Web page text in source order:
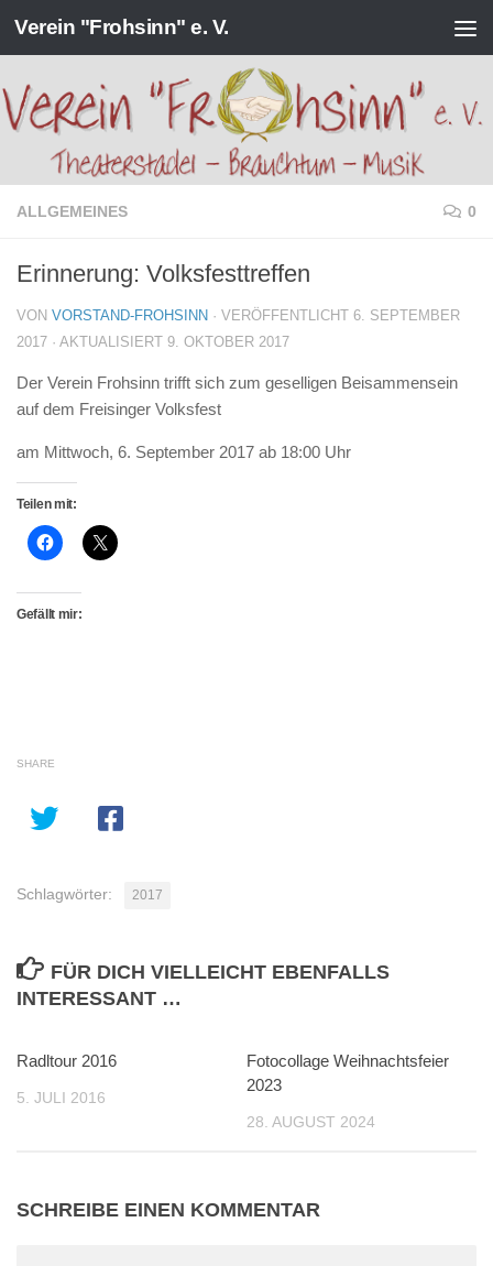
Zum Inhalt springen
Verein "Frohsinn" e. V.
ALLGEMEINES 0
Erinnerung: Volksfesttreffen
VON VORSTAND-FROHSINN · VERÖFFENTLICHT 6. SEPTEMBER
2017 · AKTUALISIERT 9. OKTOBER 2017
Der Verein Frohsinn trifft sich zum geselligen Beisammensein
auf dem Freisinger Volksfest
am Mittwoch, 6. September 2017 ab 18:00 Uhr
Teilen mit:
Gefällt mir:
SHARE
Schlagwörter: 2017
FÜR DICH VIELLEICHT EBENFALLS
INTERESSANT …
Radltour 2016
5. JULI 2016
Fotocollage Weihnachtsfeier
2023
28. AUGUST 2024
SCHREIBE EINEN KOMMENTAR